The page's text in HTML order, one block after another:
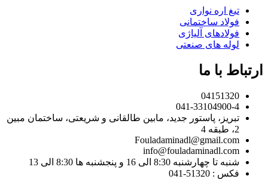
تیغ اره نواری
فولاد ساختمانی
فولادهای آلیاژی
لوله های صنعتی
ارتباط با ما
04151320
041-33104900-4
تبریز، پاستور جدید، مابین طالقانی و شریعتی، ساختمان مبین
2، طبقه 4
Fouladaminadl@gmail.com
info@fouladaminadl.com
شنبه تا چهارشنبه 8:30 الی 16 و پنجشنبه ها 8:30 الی 13
فکس : 51320-041